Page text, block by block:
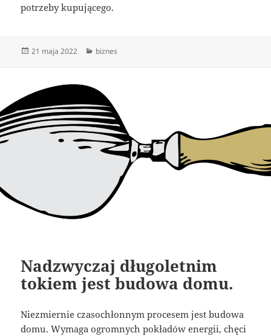
potrzeby kupującego.
Data
21 maja 2022 Kategorie
biznes
Nadzwyczaj długoletnim
tokiem jest budowa domu.
Niezmiernie czasochłonnym procesem jest budowa
domu. Wymaga ogromnych pokładów energii, chęci